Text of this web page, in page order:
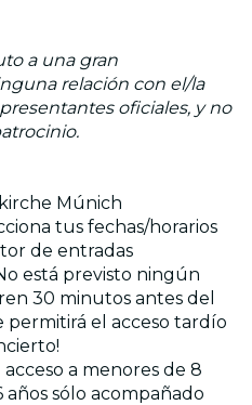
a una gran
relación con el/la
oficiales, y no
Múnich
tus fechas/horarios
de entradas
está previsto ningún
30 minutos antes del
permitirá el acceso tardío
a menores de 8
años sólo acompañado